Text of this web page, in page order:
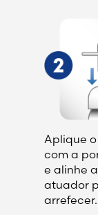
Aplique
com a
e alinhe
atuador
arrefecer.